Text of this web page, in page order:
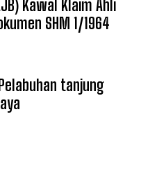
Kawal Klaim Ahli
SHM 1/1964
tanjung